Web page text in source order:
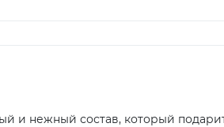
и нежный состав, который